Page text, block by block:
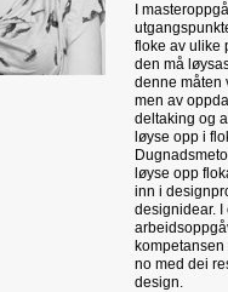
I
floke av ulike
den må
denne måten
men av
deltaking og
løyse opp i
løyse opp
inn i
designidear. I
no med dei
design.